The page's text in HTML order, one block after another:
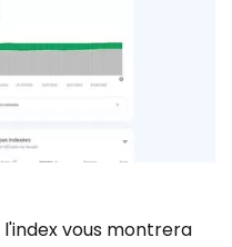
vous montrera